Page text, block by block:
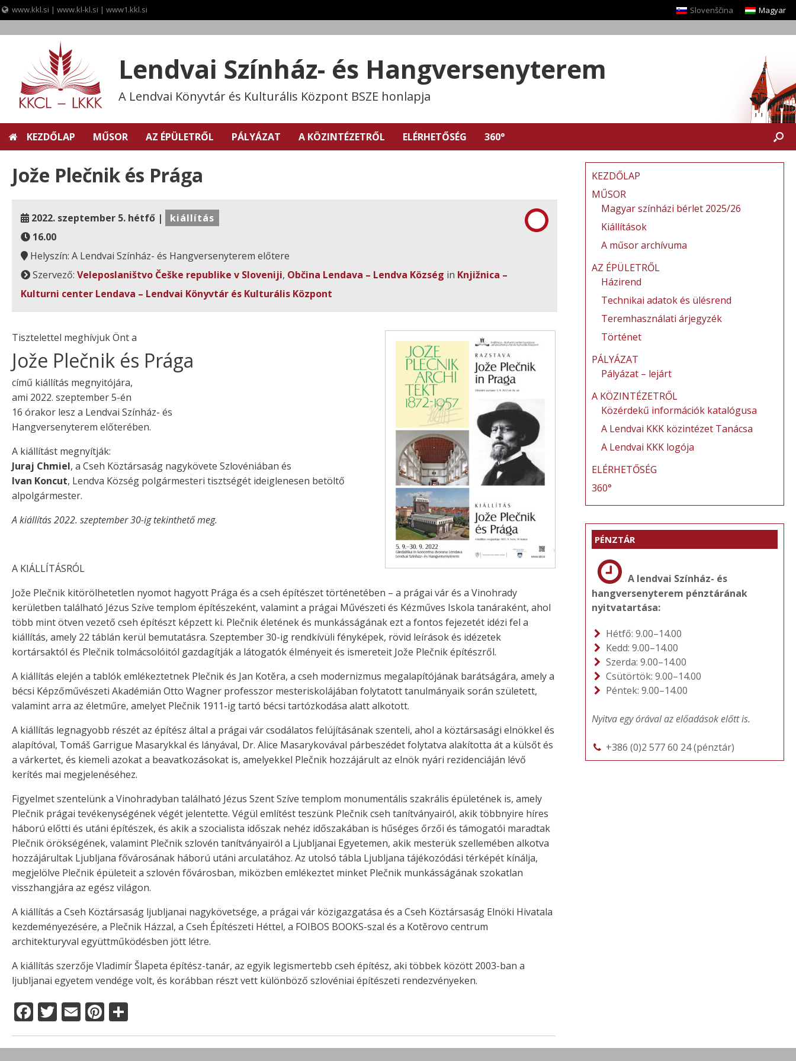
www.kkl.si | www.kl-kl.si | www1.kkl.si Slovenščina
Magyar
Lendvai Színház- és Hangversenyterem
A Lendvai Könyvtár és Kulturális Központ BSZE honlapja
KEZDŐLAP MŰSOR AZ ÉPÜLETRŐL PÁLYÁZAT A KÖZINTÉZETRŐL ELÉRHETŐSÉG 360°
Jože Plečnik és Prága
2022. szeptember 5. hétfő |
kiállítás
16.00
Helyszín: A Lendvai Színház- és Hangversenyterem előtere
Szervező: Veleposlaništvo Češke republike v Sloveniji, Občina Lendava – Lendva Község in Knjižnica –
Kulturni center Lendava – Lendvai Könyvtár és Kulturális Központ
Tisztelettel meghívjuk Önt a
Jože Plečnik és Prága
című kiállítás megnyitójára,
ami 2022. szeptember 5-én
16 órakor lesz a Lendvai Színház- és
Hangversenyterem előterében.
A kiállítást megnyítják:
Juraj Chmiel, a Cseh Köztársaság nagykövete Szlovéniában és
Ivan Koncut, Lendva Község polgármesteri tisztségét ideiglenesen betöltő
alpolgármester.
A kiállítás 2022. szeptember 30-ig tekinthető meg.
A KIÁLLÍTÁSRÓL
Jože Plečnik kitörölhetetlen nyomot hagyott Prága és a cseh építészet történetében – a prágai vár és a Vinohrady
kerületben található Jézus Szíve templom építészeként, valamint a prágai Művészeti és Kézműves Iskola tanáraként, ahol
több mint ötven vezető cseh építészt képzett ki. Plečnik életének és munkásságának ezt a fontos fejezetét idézi fel a
kiállítás, amely 22 táblán kerül bemutatásra. Szeptember 30-ig rendkívüli fényképek, rövid leírások és idézetek
kortársaktól és Plečnik tolmácsolóitól gazdagítják a látogatók élményeit és ismereteit Jože Plečnik építészről.
A kiállítás elején a tablók emlékeztetnek Plečnik és Jan Kotěra, a cseh modernizmus megalapítójának barátságára, amely a
bécsi Képzőművészeti Akadémián Otto Wagner professzor mesteriskolájában folytatott tanulmányaik során született,
valamint arra az életműre, amelyet Plečnik 1911-ig tartó bécsi tartózkodása alatt alkotott.
A kiállítás legnagyobb részét az építész által a prágai vár csodálatos felújításának szenteli, ahol a köztársasági elnökkel és
alapítóval, Tomáš Garrigue Masarykkal és lányával, Dr. Alice Masarykovával párbeszédet folytatva alakította át a külsőt és
a várkertet, és kiemeli azokat a beavatkozásokat is, amelyekkel Plečnik hozzájárult az elnök nyári rezidenciáján lévő
kerítés mai megjelenéséhez.
Figyelmet szentelünk a Vinohradyban található Jézus Szent Szíve templom monumentális szakrális épületének is, amely
Plečnik prágai tevékenységének végét jelentette. Végül említést teszünk Plečnik cseh tanítványairól, akik többnyire híres
háború előtti és utáni építészek, és akik a szocialista időszak nehéz időszakában is hűséges őrzői és támogatói maradtak
Plečnik örökségének, valamint Plečnik szlovén tanítványairól a Ljubljanai Egyetemen, akik mesterük szellemében alkotva
hozzájárultak Ljubljana fővárosának háború utáni arculatához. Az utolsó tábla Ljubljana tájékozódási térképét kínálja,
megjelölve Plečnik épületeit a szlovén fővárosban, miközben emlékeztet minket Plečnik munkásságának szokatlan
visszhangjára az egész világon.
A kiállítás a Cseh Köztársaság ljubljanai nagykövetsége, a prágai vár közigazgatása és a Cseh Köztársaság Elnöki Hivatala
kezdeményezésére, a Plečnik Házzal, a Cseh Építészeti Héttel, a FOIBOS BOOKS-szal és a Kotěrovo centrum
architekturyval együttműködésben jött létre.
A kiállítás szerzője Vladimír Šlapeta építész-tanár, az egyik legismertebb cseh építész, aki többek között 2003-ban a
ljubljanai egyetem vendége volt, és korábban részt vett különböző szlovéniai építészeti rendezvényeken.
F
a
c
T
w
it
E
m
ai
Pi
n
te
ss
z
KEZDŐLAP
MŰSOR
Magyar színházi bérlet 2025/26
Kiállítások
A műsor archívuma
AZ ÉPÜLETRŐL
Házirend
Technikai adatok és ülésrend
Teremhasználati árjegyzék
Történet
PÁLYÁZAT
Pályázat – lejárt
A KÖZINTÉZETRŐL
Közérdekű információk katalógusa
A Lendvai KKK közintézet Tanácsa
A Lendvai KKK logója
ELÉRHETŐSÉG
360°
PÉNZTÁR
A lendvai Színház- és
hangversenyterem pénztárának
nyitvatartása:
Hétfő: 9.00–14.00
Kedd: 9.00–14.00
Szerda: 9.00–14.00
Csütörtök: 9.00–14.00
Péntek: 9.00–14.00
Nyitva egy órával az előadások előtt is.
+386 (0)2 577 60 24 (pénztár)